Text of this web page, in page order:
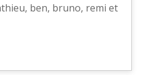
ben, bruno, remi et